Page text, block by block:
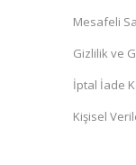
Mesafeli
Gizlilik ve
İptal İade
Kişisel